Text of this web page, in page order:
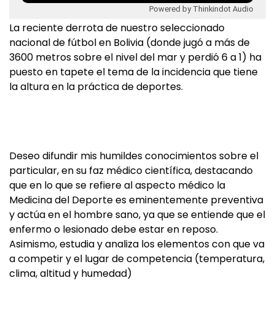
Powered by Thinkindot Audio
La reciente derrota de nuestro seleccionado
nacional de fútbol en Bolivia (donde jugó a más de
3600 metros sobre el nivel del mar y perdió 6 a 1) ha
puesto en tapete el tema de la incidencia que tiene
la altura en la práctica de deportes.
Deseo difundir mis humildes conocimientos sobre el
particular, en su faz médico científica, destacando
que en lo que se refiere al aspecto médico la
Medicina del Deporte es eminentemente preventiva
y actúa en el hombre sano, ya que se entiende que el
enfermo o lesionado debe estar en reposo.
Asimismo, estudia y analiza los elementos con que va
a competir y el lugar de competencia (temperatura,
clima, altitud y humedad)